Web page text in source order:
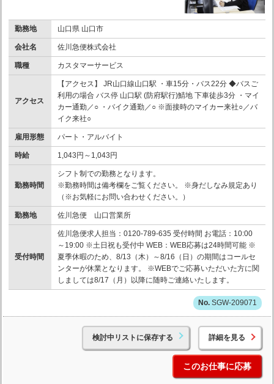
勤務地 山口県 山口市
会社名 佐川急便株式会社
職種 カスタマーサービス
アクセス
【アクセス】 JR山口線山口駅 ・車15分・バス22分 ◆バスご
利用の場合 バス停 山口駅 (防府駅行)鯖地 下車徒歩3分 ・マイ
カー通勤／○ ・バイク通勤／○ ※面接時のマイカー来社○／バ
イク来社○
雇用形態 パート・アルバイト
時給 1,043円～1,043円
勤務時間
シフト制での勤務となります。
※勤務時間は備考欄をご覧ください。 ※身だしなみ規定あり
（※お気軽にお問い合わせください。）
勤務地 佐川急便 山口営業所
受付時間
佐川急便求人担当：0120-789-635 受付時間 お電話：10:00
～19:00 ※土日祝も受付中 WEB：WEB応募は24時間可能 ※
夏季休暇のため、8/13（木）～8/16（日）の期間はコールセ
ンターが休業となります。 ※WEBでご応募いただいた方に関
しましては8/17（月）以降に随時ご連絡いたします。
SGW-209071
検討中リストに保存する 詳細を見る
このお仕事に応募